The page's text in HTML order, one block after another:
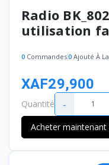
Radio
utilisation
0 Commandes0 Ajouté À
XAF29,900
Quantité -
Acheter maintenant